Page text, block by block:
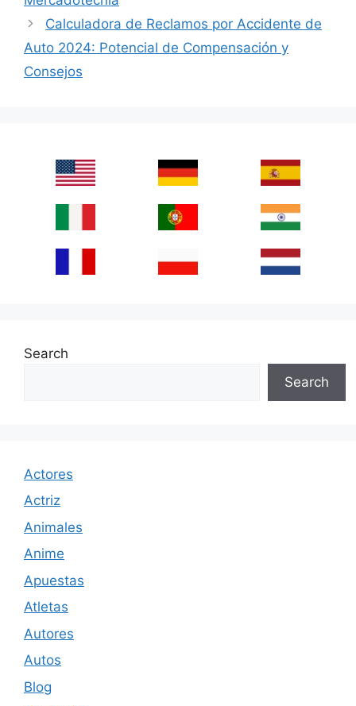
Calculadora de Reclamos por Accidente de
Auto 2024: Potencial de Compensación y
Consejos
Search
Search
Actores
Actriz
Animales
Anime
Apuestas
Atletas
Autores
Autos
Blog